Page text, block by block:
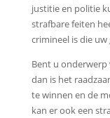
justitie en politie
strafbare feiten
crimineel is die
Bent u
dan is het
te winnen en de
kan er ook een